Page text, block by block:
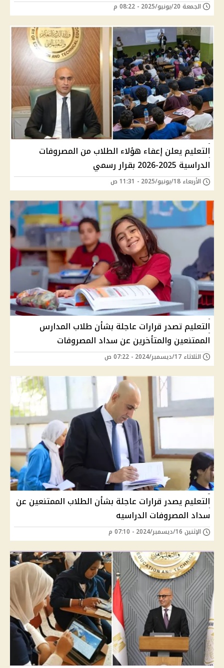
الجمعة 20/يونيو/2025 - 08:22 م
التعليم يعلن إعفاء هؤلاء الطلاب من المصروفات
الدراسية 2025-2026 بقرار رسمي
الأربعاء 18/يونيو/2025 - 11:31 ص
التعليم تصدر قرارات عاجلة بشأن طلاب المدارس
الممتنعين والمتأخرين عن سداد المصروفات
الثلاثاء 17/ديسمبر/2024 - 07:22 ص
التعليم يصدر قرارات عاجلة بشأن الطلاب الممتنعين عن
سداد المصروفات الدراسيه
الإثنين 16/ديسمبر/2024 - 07:10 م